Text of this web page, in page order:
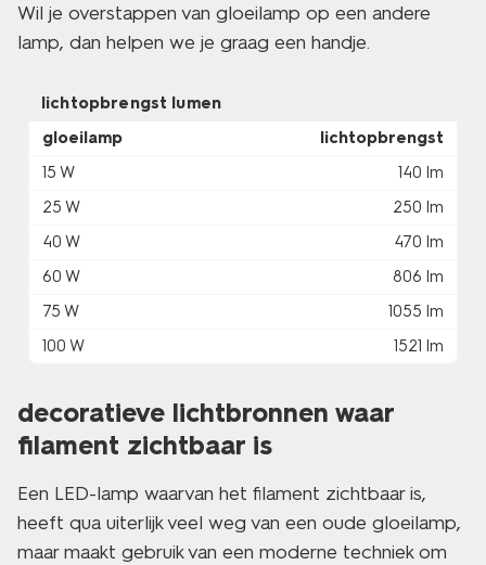
Wil je overstappen van gloeilamp op een andere
lamp, dan helpen we je graag een handje.
lichtopbrengst lumen
gloeilamp
lichtopbrengst
15 W
140 lm
25 W
250 lm
40 W
470 lm
60 W
806 lm
75 W
1055 lm
100 W
1521 lm
decoratieve lichtbronnen waar
filament zichtbaar is
Een LED-lamp waarvan het filament zichtbaar is,
heeft qua uiterlijk veel weg van een oude gloeilamp,
maar maakt gebruik van een moderne techniek om